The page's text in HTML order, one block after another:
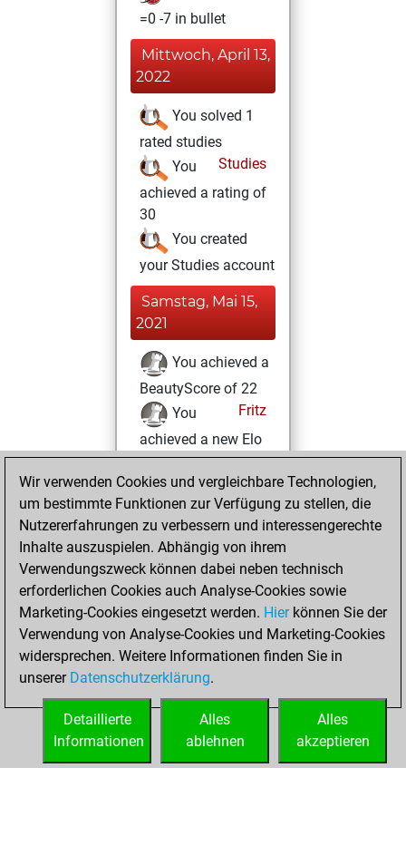
=0 -7 in bullet
Mittwoch, April 13,
2022
You solved 1
rated studies
Studies
You
achieved a rating of
30
You created
your Studies account
Samstag, Mai 15,
2021
You achieved a
BeautyScore of 22
Fritz
You
achieved a new Elo
of 1590
Donnerstag, April
1, 2021
You won
against Fritz
Fritz
Donnerstag,
Dezember 3, 2020
You created
your Fritz account
Wir verwenden Cookies und vergleichbare Technologien,
um bestimmte Funktionen zur Verfügung zu stellen, die
Nutzererfahrungen zu verbessern und interessengerechte
Inhalte auszuspielen. Abhängig von ihrem
Verwendungszweck können dabei neben technisch
erforderlichen Cookies auch Analyse-Cookies sowie
Marketing-Cookies eingesetzt werden. Hierkönnen Sie der
Verwendung von Analyse-Cookies und Marketing-Cookies
widersprechen. Weitere Informationen finden Sie in
unserer Datenschutzerklärung.
Alles
akzeptieren
Alles
ablehnen
Detaillierte
Informationen